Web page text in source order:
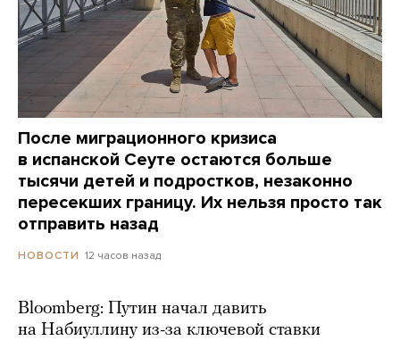
После миграционного кризиса
в испанской Сеуте остаются больше
тысячи детей и подростков, незаконно
пересекших границу. Их нельзя просто так
отправить назад
НОВОСТИ 12 часов назад
Bloomberg: Путин начал давить
на Набиуллину из-за ключевой ставки